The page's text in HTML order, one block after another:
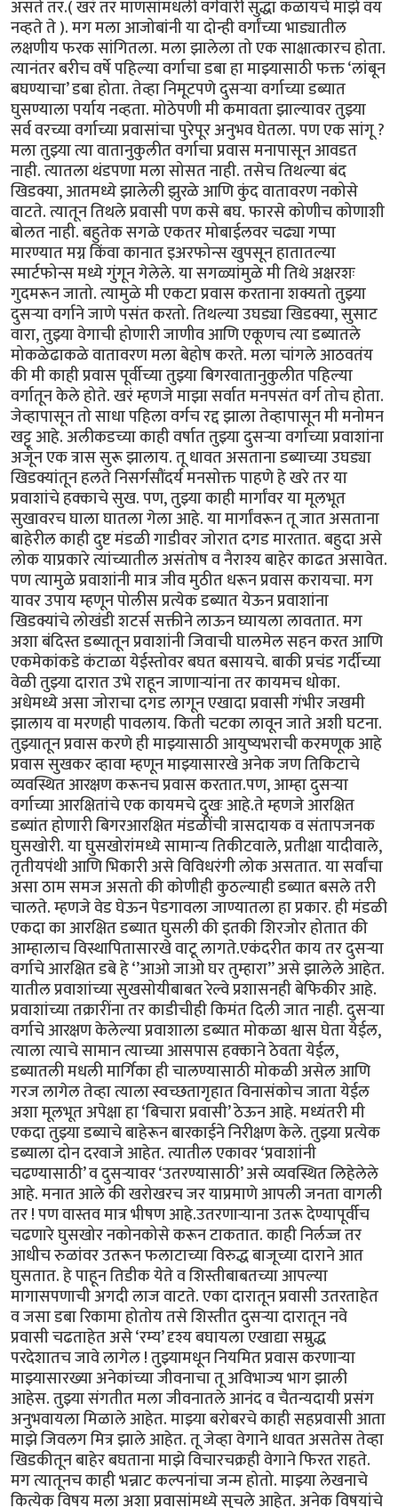
असते तर.( खरं तर माणसांमधली वर्गवारी सुद्धा कळायचे माझे वय
नव्हते ते ). मग मला आजोबांनी या दोन्ही वर्गांच्या भाड्यातील
लक्षणीय फरक सांगितला. मला झालेला तो एक साक्षात्कारच होता.
त्यानंतर बरीच वर्षे पहिल्या वर्गाचा डबा हा माझ्यासाठी फक्त ‘लांबून
बघण्याचा’ डबा होता. तेव्हा निमूटपणे दुसऱ्या वर्गाच्या डब्यात
घुसण्याला पर्याय नव्हता. मोठेपणी मी कमावता झाल्यावर तुझ्या
सर्व वरच्या वर्गाच्या प्रवासांचा पुरेपूर अनुभव घेतला. पण एक सांगू ?
मला तुझ्या त्या वातानुकुलीत वर्गाचा प्रवास मनापासून आवडत
नाही. त्यातला थंडपणा मला सोसत नाही. तसेच तिथल्या बंद
खिडक्या, आतमध्ये झालेली झुरळे आणि कुंद वातावरण नकोसे
वाटते. त्यातून तिथले प्रवासी पण कसे बघ. फारसे कोणीच कोणाशी
बोलत नाही. बहुतेक सगळे एकतर मोबाईलवर चढ्या गप्पा
मारण्यात मग्न किंवा कानात इअरफोन्स खुपसून हातातल्या
स्मार्टफोन्स मध्ये गुंगून गेलेले. या सगळ्यांमुळे मी तिथे अक्षरशः
गुदमरून जातो. त्यामुळे मी एकटा प्रवास करताना शक्यतो तुझ्या
दुसऱ्या वर्गाने जाणे पसंत करतो. तिथल्या उघड्या खिडक्या, सुसाट
वारा, तुझ्या वेगाची होणारी जाणीव आणि एकूणच त्या डब्यातले
मोकळेढाकळे वातावरण मला बेहोष करते. मला चांगले आठवतंय
की मी काही प्रवास पूर्वीच्या तुझ्या बिगरवातानुकुलीत पहिल्या
वर्गातून केले होते. खरं म्हणजे माझा सर्वात मनपसंत वर्ग तोच होता.
जेव्हापासून तो साधा पहिला वर्गच रद्द झाला तेव्हापासून मी मनोमन
खट्टू आहे. अलीकडच्या काही वर्षात तुझ्या दुसऱ्या वर्गाच्या प्रवाशांना
अजून एक त्रास सुरू झालाय. तू धावत असताना डब्याच्या उघड्या
खिडक्यांतून हलते निसर्गसौंदर्य मनसोक्त पाहणे हे खरे तर या
प्रवाशांचे हक्काचे सुख. पण, तुझ्या काही मार्गांवर या मूलभूत
सुखावरच घाला घातला गेला आहे. या मार्गांवरून तू जात असताना
बाहेरील काही दुष्ट मंडळी गाडीवर जोरात दगड मारतात. बहुदा असे
लोक याप्रकारे त्यांच्यातील असंतोष व नैराश्य बाहेर काढत असावेत.
पण त्यामुळे प्रवाशांनी मात्र जीव मुठीत धरून प्रवास करायचा. मग
यावर उपाय म्हणून पोलीस प्रत्येक डब्यात येऊन प्रवाशांना
खिडक्यांचे लोखंडी शटर्स सक्तीने लाऊन घ्यायला लावतात. मग
अशा बंदिस्त डब्यातून प्रवाशांनी जिवाची घालमेल सहन करत आणि
एकमेकांकडे कंटाळा येईस्तोवर बघत बसायचे. बाकी प्रचंड गर्दीच्या
वेळी तुझ्या दारात उभे राहून जाणाऱ्यांना तर कायमच धोका.
अधेमध्ये असा जोराचा दगड लागून एखादा प्रवासी गंभीर जखमी
झालाय वा मरणही पावलाय. किती चटका लावून जाते अशी घटना.
तुझ्यातून प्रवास करणे ही माझ्यासाठी आयुष्यभराची करमणूक आहे
प्रवास सुखकर व्हावा म्हणून माझ्यासारखे अनेक जण तिकिटाचे
व्यवस्थित आरक्षण करूनच प्रवास करतात.पण, आम्हा दुसऱ्या
वर्गाच्या आरक्षितांचे एक कायमचे दुखः आहे.ते म्हणजे आरक्षित
डब्यांत होणारी बिगरआरक्षित मंडळींची त्रासदायक व संतापजनक
घुसखोरी. या घुसखोरांमध्ये सामान्य तिकीटवाले, प्रतीक्षा यादीवाले,
तृतीयपंथी आणि भिकारी असे विविधरंगी लोक असतात. या सर्वांचा
असा ठाम समज असतो की कोणीही कुठल्याही डब्यात बसले तरी
चालते. म्हणजे वेड घेऊन पेडगावला जाण्यातला हा प्रकार. ही मंडळी
एकदा का आरक्षित डब्यात घुसली की इतकी शिरजोर होतात की
आम्हालाच विस्थापितासारखे वाटू लागते.एकंदरीत काय तर दुसऱ्या
वर्गाचे आरक्षित डबे हे ‘’आओ जाओ घर तुम्हारा’’ असे झालेले आहेत.
यातील प्रवाशांच्या सुखसोयीबाबत रेल्वे प्रशासनही बेफिकीर आहे.
प्रवाशांच्या तक्रारींना तर काडीचीही किमंत दिली जात नाही. दुसऱ्या
वर्गाचे आरक्षण केलेल्या प्रवाशाला डब्यात मोकळा श्वास घेता येईल,
त्याला त्याचे सामान त्याच्या आसपास हक्काने ठेवता येईल,
डब्यातली मधली मार्गिका ही चालण्यासाठी मोकळी असेल आणि
गरज लागेल तेव्हा त्याला स्वच्छतागृहात विनासंकोच जाता येईल
अशा मूलभूत अपेक्षा हा ‘बिचारा प्रवासी’ ठेऊन आहे. मध्यंतरी मी
एकदा तुझ्या डब्याचे बाहेरून बारकाईने निरीक्षण केले. तुझ्या प्रत्येक
डब्याला दोन दरवाजे आहेत. त्यातील एकावर ‘प्रवाशांनी
चढण्यासाठी’ व दुसऱ्यावर ‘उतरण्यासाठी’ असे व्यवस्थित लिहेलेले
आहे. मनात आले की खरोखरच जर याप्रमाणे आपली जनता वागली
तर ! पण वास्तव मात्र भीषण आहे.उतरणाऱ्याना उतरू देण्यापूर्वीच
चढणारे घुसखोर नकोनकोसे करून टाकतात. काही निर्लज्ज तर
आधीच रुळांवर उतरून फलाटाच्या विरुद्ध बाजूच्या दाराने आत
घुसतात. हे पाहून तिडीक येते व शिस्तीबाबतच्या आपल्या
मागासपणाची अगदी लाज वाटते. एका दारातून प्रवासी उतरताहेत
व जसा डबा रिकामा होतोय तसे शिस्तीत दुसऱ्या दारातून नवे
प्रवासी चढताहेत असे ‘रम्य’ दृश्य बघायला एखाद्या सम्रुद्ध
परदेशातच जावे लागेल ! तुझ्यामधून नियमित प्रवास करणाऱ्या
माझ्यासारख्या अनेकांच्या जीवनाचा तू अविभाज्य भाग झाली
आहेस. तुझ्या संगतीत मला जीवनातले आनंद व चैतन्यदायी प्रसंग
अनुभवायला मिळाले आहेत. माझ्या बरोबरचे काही सहप्रवासी आता
माझे जिवलग मित्र झाले आहेत. तू जेव्हा वेगाने धावत असतेस तेव्हा
खिडकीतून बाहेर बघताना माझे विचारचक्रही वेगाने फिरत राहते.
मग त्यातूनच काही भन्नाट कल्पनांचा जन्म होतो. माझ्या लेखनाचे
कित्येक विषय मला अशा प्रवासांमध्ये सुचले आहेत. अनेक विषयांचे